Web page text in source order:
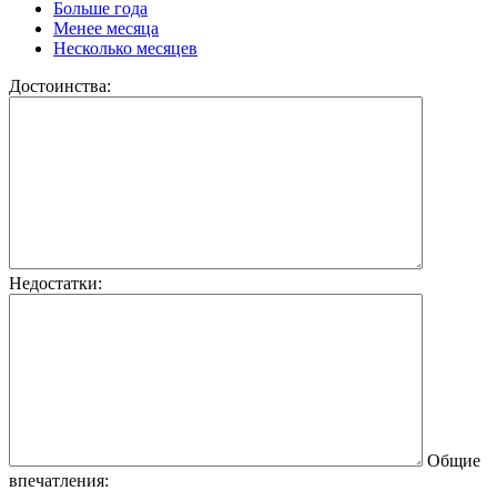
Больше года
Менее месяца
Несколько месяцев
Достоинства:
Недостатки:
Общие
впечатления: